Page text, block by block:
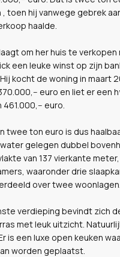
, toen hij vanwege gebrek
haalde.
om her huis te
een leuke winst op zijn
kocht de woning in maart
euro en liet er een
euro.
twee ton euro is dus
gelegen dubbel
van 137 vierkante
waaronder drie
over twee woonlagen.
verdieping bevindt zich
met leuk uitzicht.
is een luxe open keuken
worden geplaatst.